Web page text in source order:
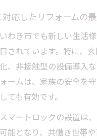
応したリフォームの
わき市でも新しい生活
されています。特に、
、非接触型の設備導入な
ームは、家族の安全を守
ても有効です。
マートロックの設置は
能となり、共働き世帯